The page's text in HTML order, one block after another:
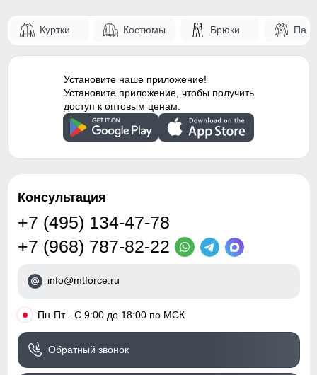
Куртки Костюмы Брюки
Установите наше приложение!
Установите приложение, чтобы получить
доступ к оптовым ценам.
Консультация
+7 (495) 134-47-78
+7 (968) 787-82-22
info@mtforce.ru
• Пн-Пт - С 9:00 до 18:00 по МСК
Обратный звонок